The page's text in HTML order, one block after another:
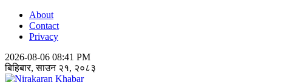
About
Contact
Privacy
2026-08-06 08:41 PM
बिहिबार, साउन २१, २०८३